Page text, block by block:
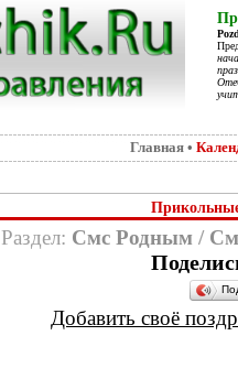
Главная •
Раздел: Смс Родным /
Добавить своё